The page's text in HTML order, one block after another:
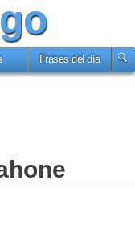
go
Frases del día